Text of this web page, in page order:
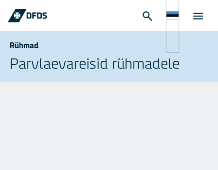
Rühmad
Parvlaevareisid rühmadele